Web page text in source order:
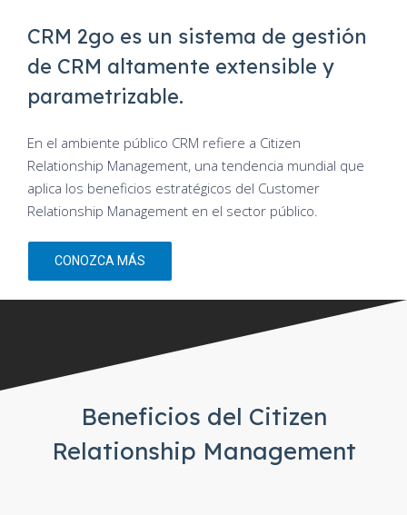
CRM 2go es un sistema de gestión
de CRM altamente extensible y
parametrizable.
En el ambiente público CRM refiere a Citizen
Relationship Management, una tendencia mundial que
aplica los beneficios estratégicos del Customer
Relationship Management en el sector público.
CONOZCA MÁS
Beneficios del Citizen
Relationship Management